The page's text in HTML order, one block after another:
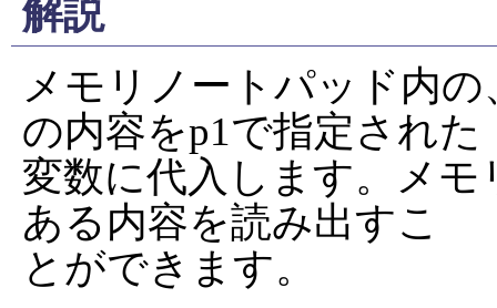
解説
メモリノートパッド内
の内容をp1で指定された
変数に代入します。メ
ある内容を読み出すこ
とができます。